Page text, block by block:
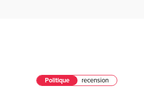
Politique recension